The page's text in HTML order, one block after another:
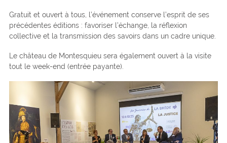
Gratuit et ouvert à tous, l’événement conserve l’esprit de ses
précédentes éditions : favoriser l’échange, la réflexion
collective et la transmission des savoirs dans un cadre unique.
Le château de Montesquieu sera également ouvert à la visite
tout le week-end (entrée payante).